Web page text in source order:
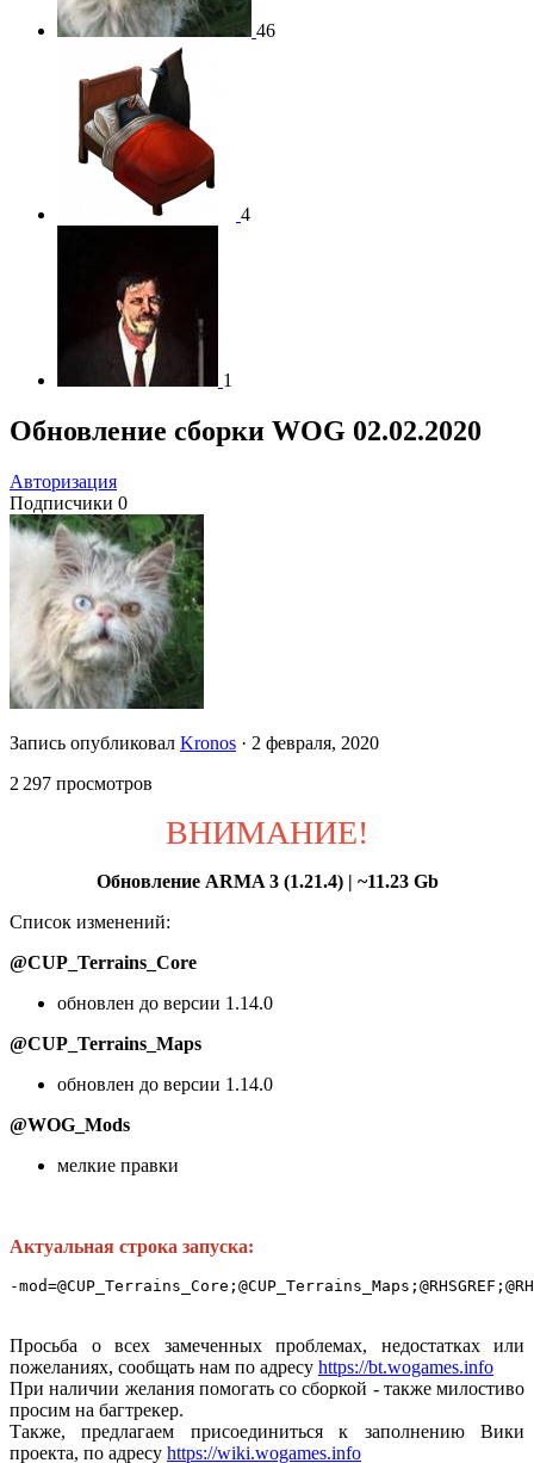
46
4
1
Обновление сборки WOG 02.02.2020
Авторизация
Подписчики 0
Запись опубликовал Kronos · 2 февраля, 2020
2 297 просмотров
ВНИМАНИЕ!
Обновление ARMA 3 (1.21.4) | ~11.23 Gb
Список изменений:
@CUP_Terrains_Core
обновлен до версии 1.14.0
@CUP_Terrains_Maps
обновлен до версии 1.14.0
@WOG_Mods
мелкие правки
Актуальная строка запуска:
-
Просьба о всех замеченных проблемах, недостатках или
пожеланиях, сообщать нам по адресу https://bt.wogames.info
При наличии желания помогать со сборкой - также милостиво
просим на багтрекер.
Также, предлагаем присоединиться к заполнению Вики
проекта, по адресу https://wiki.wogames.info